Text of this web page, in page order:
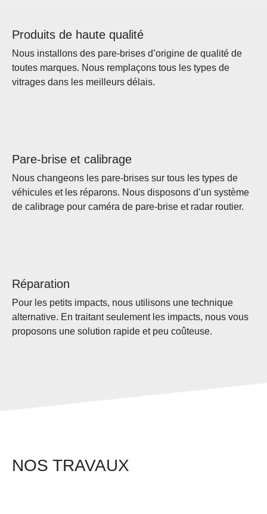
Produits de haute qualité
Nous installons des pare-brises d’origine de qualité de
toutes marques. Nous remplaçons tous les types de
vitrages dans les meilleurs délais.
Pare-brise et calibrage
Nous changeons les pare-brises sur tous les types de
véhicules et les réparons. Nous disposons d’un système
de calibrage pour caméra de pare-brise et radar routier.
Réparation
Pour les petits impacts, nous utilisons une technique
alternative. En traitant seulement les impacts, nous vous
proposons une solution rapide et peu coûteuse.
NOS TRAVAUX